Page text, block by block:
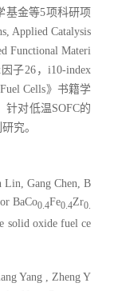
基金等5项科研项
Applied Catalysis
Functional Materi
因子26 ，i10-index
Cells》书籍学
针对低温SOFC的
究。
Lin, Gang Chen, B
BaCo0.4Fe0.4Zr0.
solid oxide fuel ce
Yang , Zheng Y